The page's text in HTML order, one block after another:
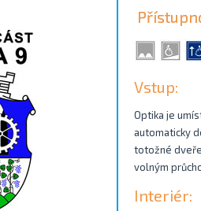
Vstup:
Optika je
automaticky
totožné
volným
Interiér: